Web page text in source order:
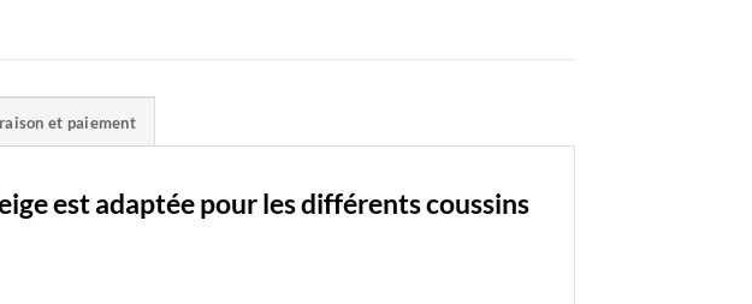
et paiement
est adaptée pour les différents coussins